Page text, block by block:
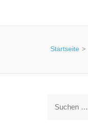
Startseite >
Suchen